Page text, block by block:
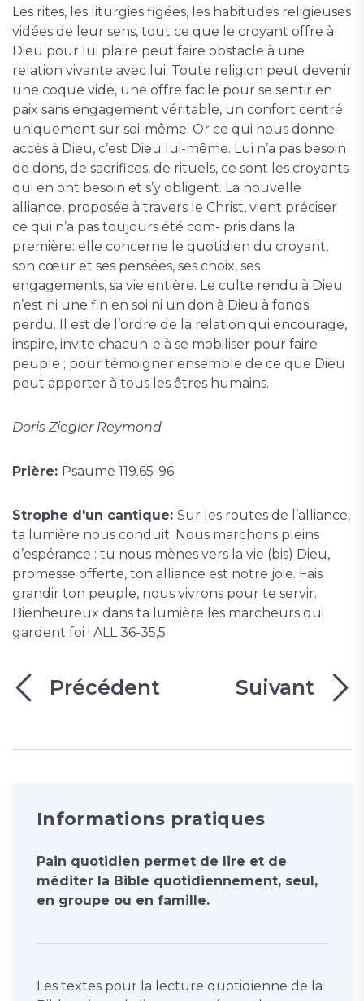
Les rites, les liturgies figées, les habitudes religieuses
vidées de leur sens, tout ce que le croyant offre à
Dieu pour lui plaire peut faire obstacle à une
relation vivante avec lui. Toute religion peut devenir
une coque vide, une offre facile pour se sentir en
paix sans engagement véritable, un confort centré
uniquement sur soi-même. Or ce qui nous donne
accès à Dieu, c’est Dieu lui-même. Lui n’a pas besoin
de dons, de sacrifices, de rituels, ce sont les croyants
qui en ont besoin et s’y obligent. La nouvelle
alliance, proposée à travers le Christ, vient préciser
ce qui n’a pas toujours été com- pris dans la
première: elle concerne le quotidien du croyant,
son cœur et ses pensées, ses choix, ses
engagements, sa vie entière. Le culte rendu à Dieu
n’est ni une fin en soi ni un don à Dieu à fonds
perdu. Il est de l’ordre de la relation qui encourage,
inspire, invite chacun-e à se mobiliser pour faire
peuple ; pour témoigner ensemble de ce que Dieu
peut apporter à tous les êtres humains.
Doris Ziegler Reymond
Prière: Psaume 119.65-96
Strophe d'un cantique: Sur les routes de l’alliance,
ta lumière nous conduit. Nous marchons pleins
d’espérance : tu nous mènes vers la vie (bis) Dieu,
promesse offerte, ton alliance est notre joie. Fais
grandir ton peuple, nous vivrons pour te servir.
Bienheureux dans ta lumière les marcheurs qui
gardent foi ! ALL 36-35,5
Précédent Suivant
Informations pratiques
Pain quotidien permet de lire et de
méditer la Bible quotidiennement, seul,
en groupe ou en famille.
Les textes pour la lecture quotidienne de la